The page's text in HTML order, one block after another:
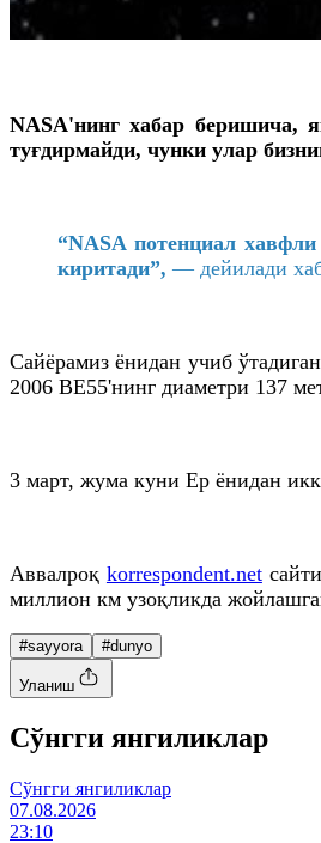
NASA'нинг хабар беришича,
туғдирмайди, чунки улар
“NASA потенциал
киритади”, — дейилади
Сайёрамиз ёнидан учиб
2006 BE55'нинг диаметри 137
3 март, жума куни Ер ёнидан
Аввалроқ korrespondent.net
миллион км узоқликда
#sayyora #dunyo
Уланиш
Cўнгги янгиликлар
Cўнгги янгиликлар
07.08.2026
23:10